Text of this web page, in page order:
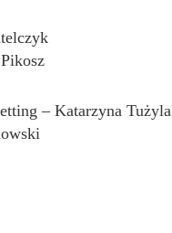
– Katarzyna